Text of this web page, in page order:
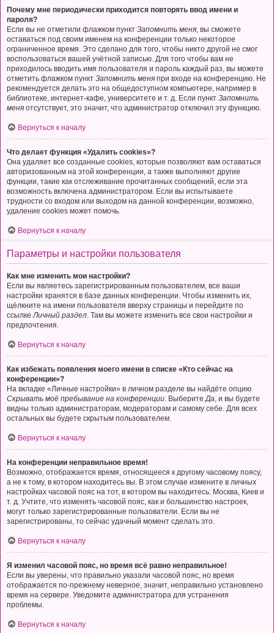
Почему мне периодически приходится повторять ввод имени и
пароля?
Если вы не отметили флажком пункт Запомнить меня , вы сможете
оставаться под своим именем на конференции только некоторое
ограниченное время. Это сделано для того, чтобы никто другой не смог
воспользоваться вашей учётной записью. Для того чтобы вам не
приходилось вводить имя пользователя и пароль каждый раз, вы можете
отметить флажком пункт Запомнить меня при входе на конференцию. Не
рекомендуется делать это на общедоступном компьютере, например в
библиотеке, интернет-кафе, университете и т. д. Если пункт Запомнить
меня отсутствует, это значит, что администратор отключил эту функцию.
Вернуться к началу
Что делает функция «Удалить cookies»?
Она удаляет все созданные cookies, которые позволяют вам оставаться
авторизованным на этой конференции, а также выполняют другие
функции, такие как отслеживание прочитанных сообщений, если эта
возможность включена администратором. Если вы испытываете
трудности со входом или выходом на данной конференции, возможно,
удаление cookies может помочь.
Вернуться к началу
Параметры и настройки пользователя
Как мне изменить мои настройки?
Если вы являетесь зарегистрированным пользователем, все ваши
настройки хранятся в базе данных конференции. Чтобы изменить их,
щёлкните на имени пользователя вверху страницы и перейдите по
ссылке Личный раздел . Там вы можете изменить все свои настройки и
предпочтения.
Вернуться к началу
Как избежать появления моего имени в списке «Кто сейчас на
конференции»?
На вкладке «Личные настройки» в личном разделе вы найдёте опцию
Скрывать моё пребывание на конференции . Выберите Да , и вы будете
видны только администраторам, модераторам и самому себе. Для всех
остальных вы будете скрытым пользователем.
Вернуться к началу
На конференции неправильное время!
Возможно, отображается время, относящееся к другому часовому поясу,
а не к тому, в котором находитесь вы. В этом случае измените в личных
настройках часовой пояс на тот, в котором вы находитесь: Москва, Киев и
т. д. Учтите, что изменять часовой пояс, как и большинство настроек,
могут только зарегистрированные пользователи. Если вы не
зарегистрированы, то сейчас удачный момент сделать это.
Вернуться к началу
Я изменил часовой пояс, но время всё равно неправильное!
Если вы уверены, что правильно указали часовой пояс, но время
отображается по-прежнему неверное, значит, неправильно установлено
время на сервере. Уведомите администратора для устранения
проблемы.
Вернуться к началу